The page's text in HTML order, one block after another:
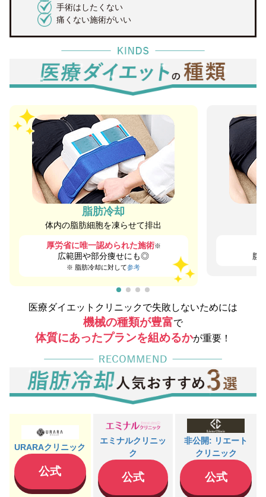
手術はしたくない
痛くない施術がいい
脂肪冷却
体内の脂肪細胞を凍らせて排出
厚労省に唯一認められた施術※
広範囲や部分痩せにも◎
※ 脂肪冷却に対して参考
腹
医療ダイエットクリニックで失敗しないためには
機械の種類が豊富で
体質にあったプランを組めるかが重要！
URARAクリニック
公式
エミナルクリニッ
ク
公式
非公開: リエート
クリニック
公式